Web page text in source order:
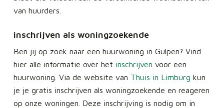
van huurders.
inschrijven als woningzoekende
Ben jij op zoek naar een huurwoning in Gulpen? Vind
hier alle informatie over het inschrijven voor een
huurwoning. Via de website van Thuis in Limburg kun
je je gratis inschrijven als woningzoekende en reageren
op onze woningen. Deze inschrijving is nodig om in